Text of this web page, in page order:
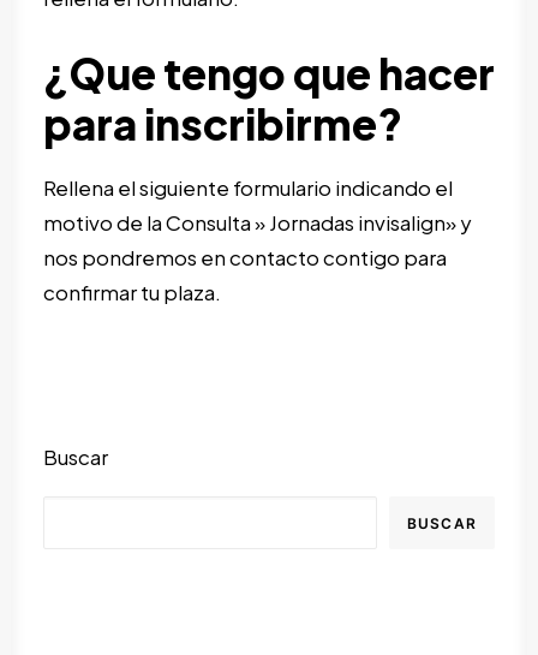
¿Que tengo que hacer
para inscribirme?
Rellena el siguiente formulario indicando el
motivo de la Consulta » Jornadas invisalign» y
nos pondremos en contacto contigo para
confirmar tu plaza.
Buscar
BUSCAR